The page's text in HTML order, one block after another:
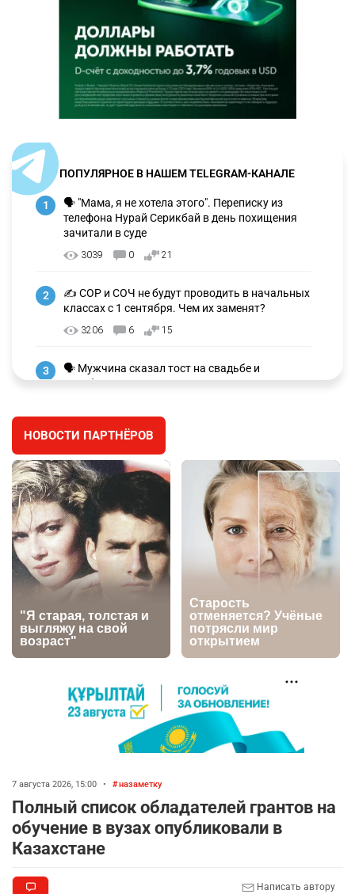
ПОПУЛЯРНОЕ В НАШЕМ TELEGRAM-КАНАЛЕ
1
🗣 "Мама, я не хотела этого". Переписку из
телефона Нурай Серикбай в день похищения
зачитали в суде
3039 0 21
2
✍️ СОР и СОЧ не будут проводить в начальных
классах с 1 сентября. Чем их заменят?
3206 6 15
3
🗣 Мужчина сказал тост на свадьбе и
заработал уголовное дело
⚠️ Доброе утро, друзья! Предлагаем обзор
главных новостей за 4 августа
2742 0 1
5
🗣Глава государства направил телеграмму
соболезнования родным и близким Халық
қаһарманы Ивана Гапича
2734 2 42
6
🇫🇷 Клуб ПСЖ объявил об открытии своей
футбольной академии в Астане
🚗 Казахстанцев убедили оформить
автокредиты за вознаграждение
2712 0 11
9
💻 В школах Казахстана изменили название и
содержание некоторых предметов
НОВОСТИ ПАРТНЁРОВ
7 августа 2026, 15:00 • назаметку
Полный список обладателей грантов на
обучение в вузах опубликовали в
Казахстане
Написать автору